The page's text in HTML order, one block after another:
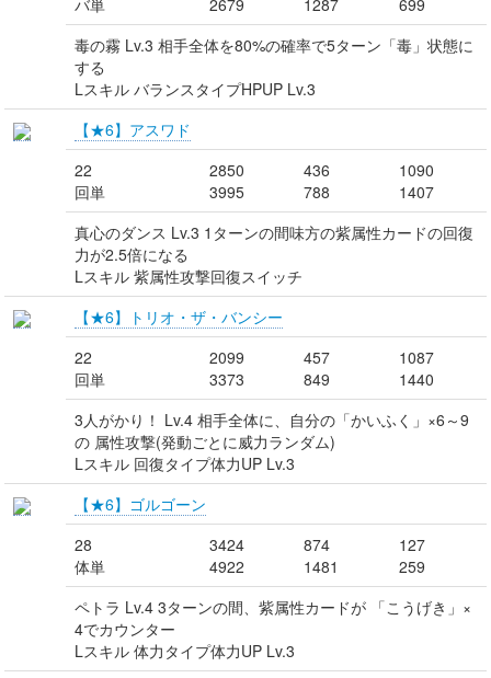
バ単
2679
1287
699
毒の霧 Lv.3 相手全体を80%の確率で5ターン「毒」状態に
する
Lスキル バランスタイプHPUP Lv.3
【★6】アスワド
22
回単
2850
3995
436
788
1090
1407
真心のダンス Lv.3 1ターンの間味方の紫属性カードの回復
力が2.5倍になる
Lスキル 紫属性攻撃回復スイッチ
【★6】トリオ・ザ・バンシー
22
回単
2099
3373
457
849
1087
1440
3人がかり！ Lv.4 相手全体に、自分の「かいふく」×6～9
の 属性攻撃(発動ごとに威力ランダム)
Lスキル 回復タイプ体力UP Lv.3
【★6】ゴルゴーン
28
体単
3424
4922
874
1481
127
259
ペトラ Lv.4 3ターンの間、紫属性カードが 「こうげき」×
4でカウンター
Lスキル 体力タイプ体力UP Lv.3